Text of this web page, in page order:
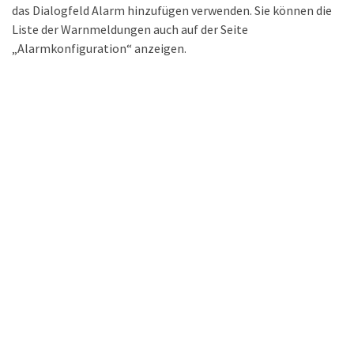
das Dialogfeld Alarm hinzufügen verwenden. Sie können die
Liste der Warnmeldungen auch auf der Seite
„Alarmkonfiguration“ anzeigen.